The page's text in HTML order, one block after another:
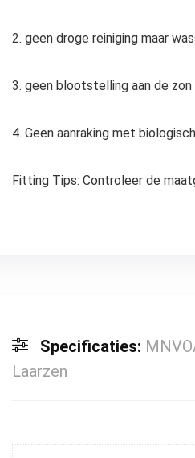
2. geen droge reiniging maar
3. geen blootstelling aan de zon
4. Geen aanraking met
Fitting Tips: Controleer de
Specificaties:
Laarzen